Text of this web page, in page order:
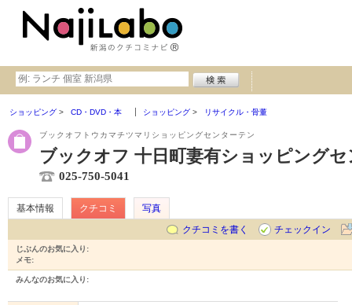
ショッピング CD・DVD・本 ショッピング リサイクル・骨董
ブックオフトウカマチツマリショッピングセンターテン
ブックオフ 十日町妻有ショッピング
025-750-5041
基本情報 クチコミ
写真
クチコミを書く
チェックイン
じぶんのお気に入り:
メモ:
みんなのお気に入り: